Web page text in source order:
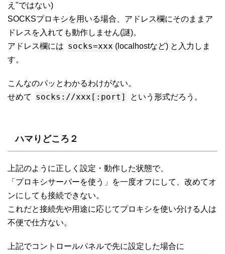
え"ではない)
SOCKSプロキシを用いる場合、アドレス欄にそのままア
ドレスを入れても動作しません(謎)。
アドレス欄には socks=xxx (localhostなど) と入力しま
す。
こんなのパッとわかるわけがない。
せめて
socks://xxx[:port] という形式だろう。
ハマりどころ２
上記のように正しく設定・動作した状態で、
「プロキシサーバーを使う」を一度オフにして、改めてオ
ンにしても接続できない。
これだと接続先や用途に応じてプロキシを使い分ける人は
不便で仕方ない。
上記でコントロールパネルで先に設定した場合に